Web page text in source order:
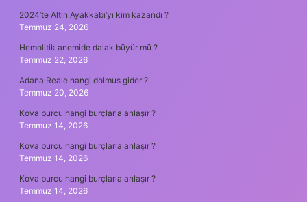
2024’te Altın Ayakkabı’yı kim kazandı ?
Temmuz 24, 2026
Hemolitik anemide dalak büyür mü ?
Temmuz 22, 2026
Adana Reale hangi dolmus gider ?
Temmuz 20, 2026
Kova burcu hangi burçlarla anlaşır ?
Temmuz 14, 2026
Kova burcu hangi burçlarla anlaşır ?
Temmuz 14, 2026
Kova burcu hangi burçlarla anlaşır ?
Temmuz 14, 2026